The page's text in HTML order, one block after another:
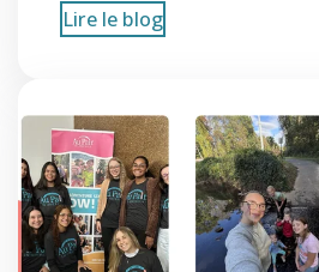
Lire le blog